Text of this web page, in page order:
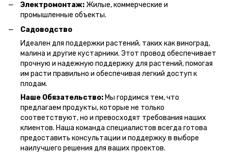
Электромонтаж: Жилые, коммерческие и
промышленные объекты.
Садоводство
Идеален для поддержки растений, таких как виноград,
малина и другие кустарники. Этот провод обеспечивает
прочную и надежную поддержку для растений, помогая
им расти правильно и обеспечивая легкий доступ к
плодам.
Наше Обязательство: Мы гордимся тем, что
предлагаем продукты, которые не только
соответствуют, но и превосходят требования наших
клиентов. Наша команда специалистов всегда готова
предоставить консультации и поддержку в выборе
наилучшего решения для ваших проектов.